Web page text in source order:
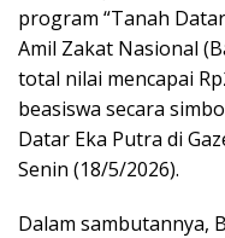
program “Tanah
Amil Zakat Nasional
total nilai mencapai
beasiswa secara
Datar Eka Putra di
Senin (18/5/2026).
Dalam sambutannya,